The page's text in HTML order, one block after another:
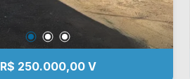
R$ 250.000,00 V